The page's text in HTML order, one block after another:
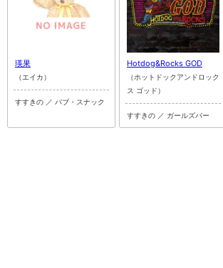
瑛果
（エイカ）
すすきの ／ パブ・スナック
Hotdog&Rocks GOD
（ホットドックアンドロック
ス ゴッド）
すすきの ／ ガールズバー